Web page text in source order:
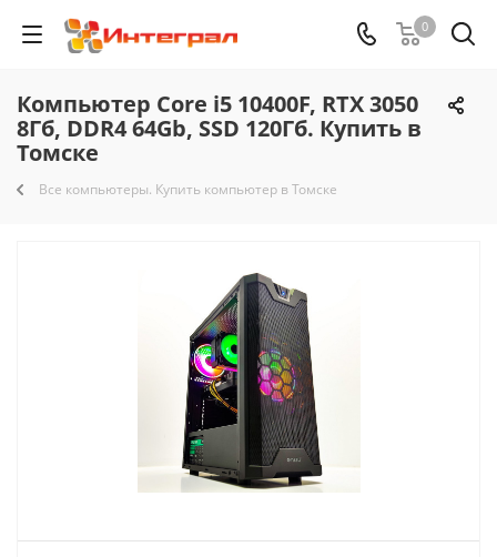
0
Компьютер Core i5 10400F, RTX 3050
8Гб, DDR4 64Gb, SSD 120Гб. Купить в
Томске
Все компьютеры. Купить компьютер в Томске